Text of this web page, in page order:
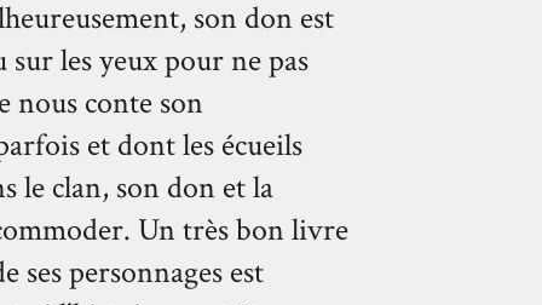
son don est
les yeux pour ne pas
nous conte son
et dont les écueils
le clan, son don et la
Un très bon livre
ses personnages est